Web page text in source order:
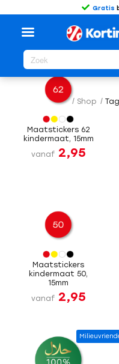
Gratis
/ Shop /
Maatstickers 62
kindermaat, 15mm
vanaf 2,95
Maatstickers
kindermaat 50,
15mm
vanaf 2,95